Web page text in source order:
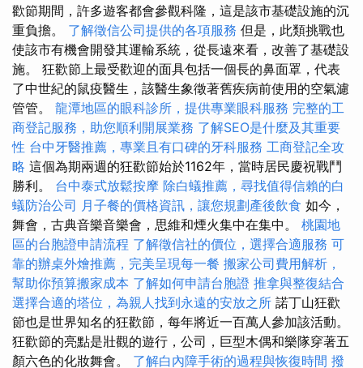
歡節期間，許多遊客都會參觀科隆，這是該市基礎設施的沉
重負擔。 了解徵信公司提供的各項服務 但是，此類挑戰也
使該市有機會開發其運輸系統，從長遠來看，改善了基礎設
施。 狂歡節上最受歡迎的面具包括一個長的鼻面罩，代表
了中世紀的鼠疫醫生，該醫生象徵著舊疾病前使用的空氣濾
管管。 龍潭地區的眼科診所，提供專業眼科服務 完整的工
商登記服務，助您順利開展業務 了解SEO是什麼及其重要
性 台中牙醫推薦，專業且有口碑的牙科服務 工商登記全攻
略 這個為期兩週的狂歡節始於1162年，當時居民慶祝戰鬥
勝利。 台中泰式放鬆按摩 除白蟻推薦，尋找值得信賴的白
蟻防治公司 月子餐的價格資訊，讓您規劃產後飲食 如今，
舞會，古典音樂音樂會，思維和煙火集中在集中。 桃園地
區的台胞證申請流程 了解徵信社的價位，選擇合適服務 可
靠的辦桌外燴推薦，完美呈現每一餐 搬家公司費用解析，
幫助你預算搬家成本 了解如何申請台胞證 推拿與整復結合
選擇合適的塔位，為親人找到永遠的安放之所 諾丁山狂歡
節也是世界知名的狂歡節，每年將近一百萬人參加該活動。
狂歡節的亮點是壯觀的遊行，公司，巨型木偶和樂隊穿著五
顏六色的化妝舞會。 了解白內障手術的過程與恢復時間 撥